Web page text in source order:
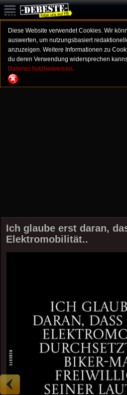
Diese Website verwendet Cookies. Wir
auswerten, um nutzungsbasiert
anzuzeigen. Weitere Informationen zu
du deren Verwendung widersprechen
Datenschutzhinweisen.
Ich glaube erst daran,
Elektromobilität..